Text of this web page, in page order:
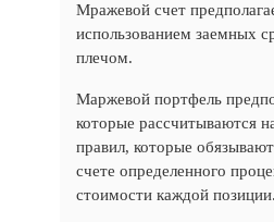
Мражевой счет
использованием заемных
плечом.
Маржевой портфель
которые рассчитываются
правил, которые
счете определенного
стоимости каждой позиции.